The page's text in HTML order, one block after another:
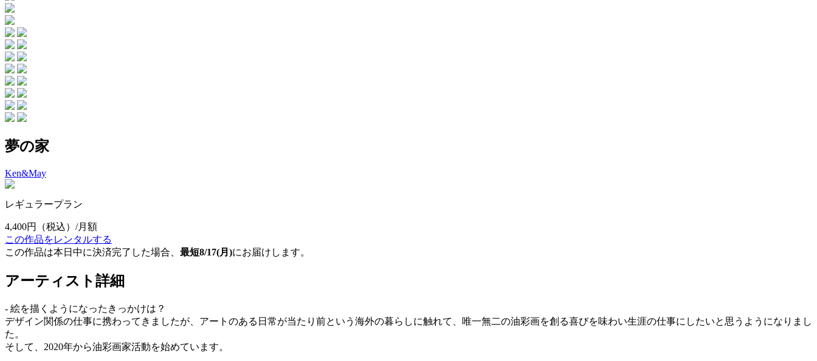
夢の家
Ken&May
レギュラープラン
4,400円
（税込）/月額
この作品をレンタルする
この作品は本日中に決済完了した場合、 最短8/17(月)にお届けします。
アーティスト詳細
- 絵を描くようになったきっかけは？
デザイン関係の仕事に携わってきましたが、アートのある日常が当たり前という海外の暮らしに触れて、唯一無二の油彩画を創る喜びを味わい生涯の仕事にしたいと思うようになりまし
た。
そして、2020年から油彩画家活動を始めています。